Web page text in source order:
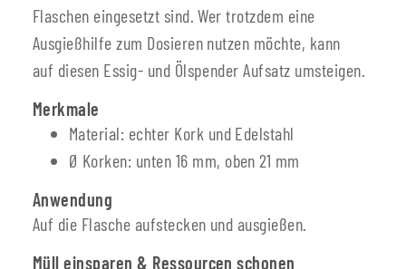
Flaschen eingesetzt sind. Wer trotzdem eine
Ausgießhilfe zum Dosieren nutzen möchte, kann
auf diesen Essig- und Ölspender Aufsatz umsteigen.
Merkmale
Material: echter Kork und Edelstahl
Ø Korken: unten 16 mm, oben 21 mm
Anwendung
Auf die Flasche aufstecken und ausgießen.
Müll einsparen & Ressourcen schonen